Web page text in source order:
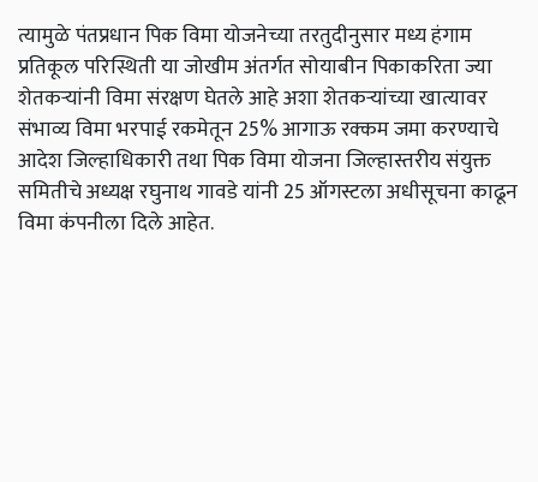
त्यामुळे पंतप्रधान पिक विमा योजनेच्या तरतुदीनुसार मध्य हंगाम
प्रतिकूल परिस्थिती या जोखीम अंतर्गत सोयाबीन पिकाकरिता ज्या
शेतकऱ्यांनी विमा संरक्षण घेतले आहे अशा शेतकऱ्यांच्या खात्यावर
संभाव्य विमा भरपाई रकमेतून 25% आगाऊ रक्कम जमा करण्याचे
आदेश जिल्हाधिकारी तथा पिक विमा योजना जिल्हास्तरीय संयुक्त
समितीचे अध्यक्ष रघुनाथ गावडे यांनी 25 ऑगस्टला अधीसूचना काढून
विमा कंपनीला दिले आहेत.